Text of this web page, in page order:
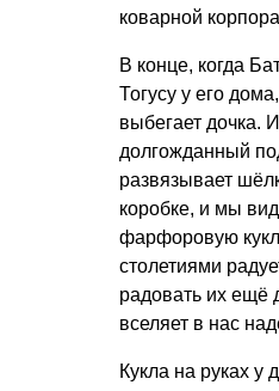
коварной
В конце, когда
Тогусу у его
выбегает дочка.
долгожданный
развязывает
коробке, и мы
фарфоровую
столетиями
радовать их
вселяет в нас
Кукла на руках у